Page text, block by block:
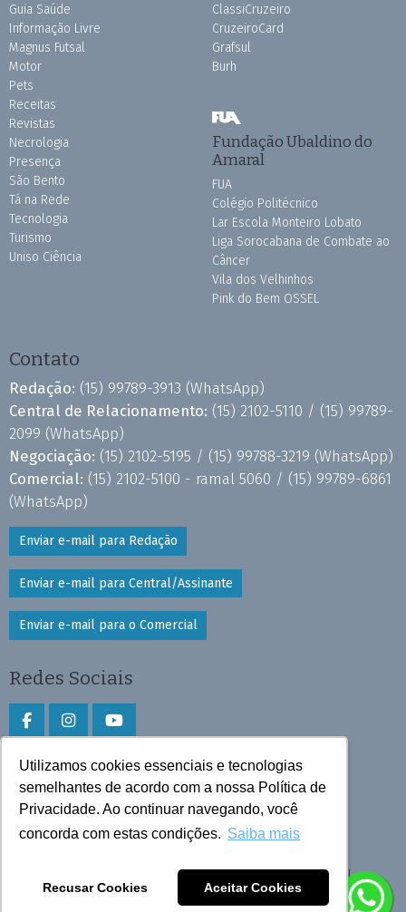
Utilizamos cookies essenciais e tecnologias
semelhantes de acordo com a nossa Política de
Privacidade. Ao continuar navegando, você
concorda com estas condições. Saiba mais
Recusar Cookies Aceitar Cookies
Guia Saúde
Informação Livre
Magnus Futsal
Motor
Pets
Receitas
Revistas
Necrologia
Presença
São Bento
Tá na Rede
Tecnologia
Turismo
Uniso Ciência
ClassiCruzeiro
CruzeiroCard
Grafsul
Burh
Fundação Ubaldino do
Amaral
FUA
Colégio Politécnico
Lar Escola Monteiro Lobato
Liga Sorocabana de Combate ao
Câncer
Vila dos Velhinhos
Pink do Bem OSSEL
Contato
Redação: (15) 99789-3913 (WhatsApp)
Central de Relacionamento: (15) 2102-5110 / (15) 99789-
2099 (WhatsApp)
Negociação: (15) 2102-5195 / (15) 99788-3219 (WhatsApp)
Comercial: (15) 2102-5100 - ramal 5060 / (15) 99789-6861
(WhatsApp)
Enviar e-mail para Redação
Enviar e-mail para Central/Assinante
Enviar e-mail para o Comercial
Redes Sociais
Faça download do aplicativo
Play Store e App Store
Todos os direitos reservados © 2026 Cruzeiro do Sul